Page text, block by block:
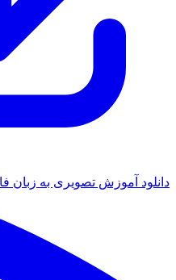
دانلود آموزش تصویری به زبان